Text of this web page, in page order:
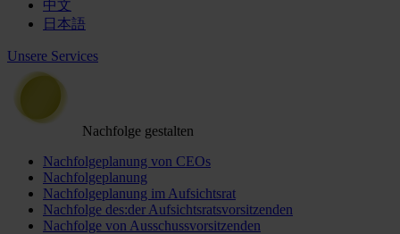
中文
日本語
Unsere Services
Nachfolge gestalten
Nachfolgeplanung von CEOs
Nachfolgeplanung
Nachfolgeplanung im Aufsichtsrat
Nachfolge des:der Aufsichtsratsvorsitzenden
Nachfolge von Ausschussvorsitzenden